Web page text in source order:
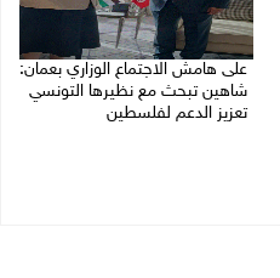
على هامش الاجتماع الوزاري بعمان:
شاهين تبحث مع نظيرها التونسي
تعزيز الدعم لفلسطين